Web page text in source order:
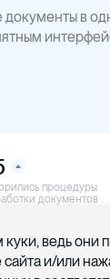
документы в
процедуры
документов
ведь они
сайта и/или